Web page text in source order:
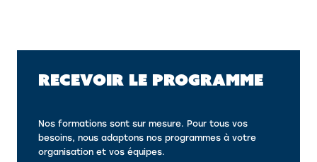
RECEVOIR LE PROGRAMME
Nos formations sont sur mesure. Pour tous vos
besoins, nous adaptons nos programmes à votre
organisation et vos équipes.